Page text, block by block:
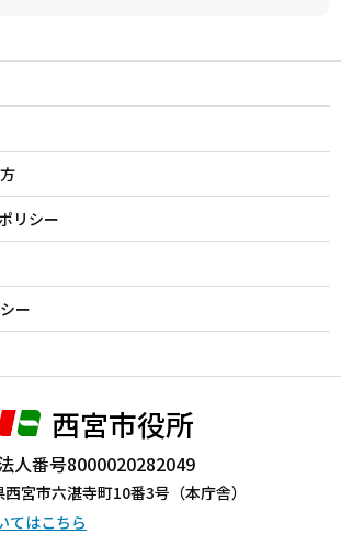
リシー
ー
西宮市役所
人番号8000020282049
宮市六湛寺町10番3号（本庁舎）
てはこちら